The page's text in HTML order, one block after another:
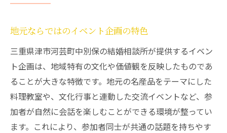
地元ならではのイベント企画の特色
三重県津市河芸町中別保の結婚相談所が提供するイベン
ト企画は、地域特有の文化や価値観を反映したものであ
ることが大きな特徴です。地元の名産品をテーマにした
料理教室や、文化行事と連動した交流イベントなど、参
加者が自然に会話を楽しむことができる環境が整ってい
ます。これにより、参加者同士が共通の話題を持ちやす